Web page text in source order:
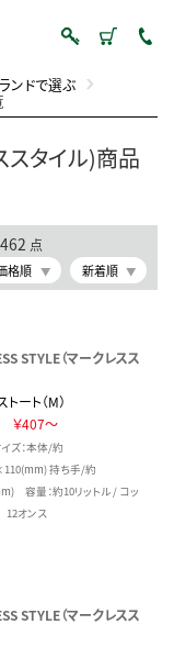
ンドで選ぶ
スタイル)商品
462 点
格順 新着順
STYLE（マークレスス
ート（M）
￥407～
ズ：本体/約
持ち手/約
容量：約10リットル / コッ
12オンス
STYLE（マークレスス